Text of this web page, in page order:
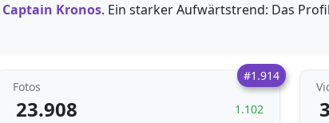
Captain Kronos. Ein starker Aufwärtstrend: Das
#1.914
Fotos
23.908 1.102